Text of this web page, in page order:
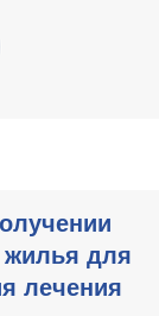
жилья для
лечения